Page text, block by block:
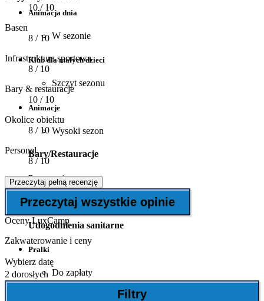
Animacja dnia
W sezonie
Klub dla małych dzieci
Szczyt sezonu
Animacje
Wysoki sezon
Bary/Restauracje
Restauracja
Bar
Udogodnienia sanitarne
Pralki
Do zapłaty
10 / 10
Basen
8 / 10
Infrastruktura sportowa
8 / 10
Bary & restauracje
10 / 10
Okolice obiektu
8 / 10
Personel
8 / 10
Przeczytaj pełną recenzję
Przeczytaj wszystkie opinie
Oceny LuxCamp
Zakwaterowanie i ceny
Wybierz datę
2 dorosłych
Filtry